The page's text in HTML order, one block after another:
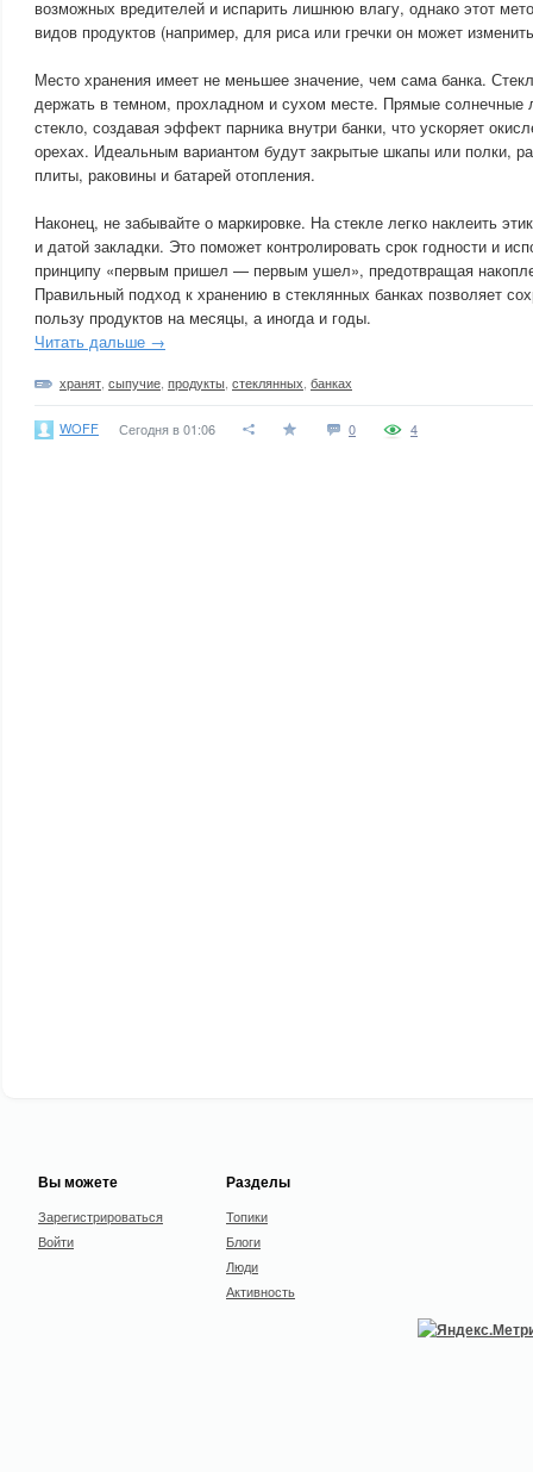
возможных вредителей и испарить лишнюю влагу, однако этот
видов продуктов (например, для риса или гречки он может
Место хранения имеет не меньшее значение, чем сама банка.
держать в темном, прохладном и сухом месте. Прямые солнечные
стекло, создавая эффект парника внутри банки, что ускоряет
орехах. Идеальным вариантом будут закрытые шкапы или полки,
плиты, раковины и батарей отопления.
Наконец, не забывайте о маркировке. На стекле легко наклеить
и датой закладки. Это поможет контролировать срок годности и
принципу «первым пришел — первым ушел», предотвращая
Правильный подход к хранению в стеклянных банках позволяет
пользу продуктов на месяцы, а иногда и годы.
Читать дальше →
хранят сыпучие продукты стеклянных банках
WOFF Сегодня в 01:06 0 4
Вы можете
Зарегистрироваться
Войти
Разделы
Топики
Блоги
Люди
Активность